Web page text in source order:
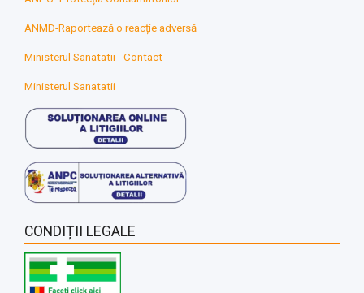
ANMD-Raportează o reacție adversă
Ministerul Sanatatii - Contact
Ministerul Sanatatii
CONDIȚII LEGALE